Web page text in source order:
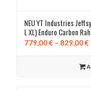
NEU YT Industries
L XL) Enduro Carbon
779,00€ – 829,00€